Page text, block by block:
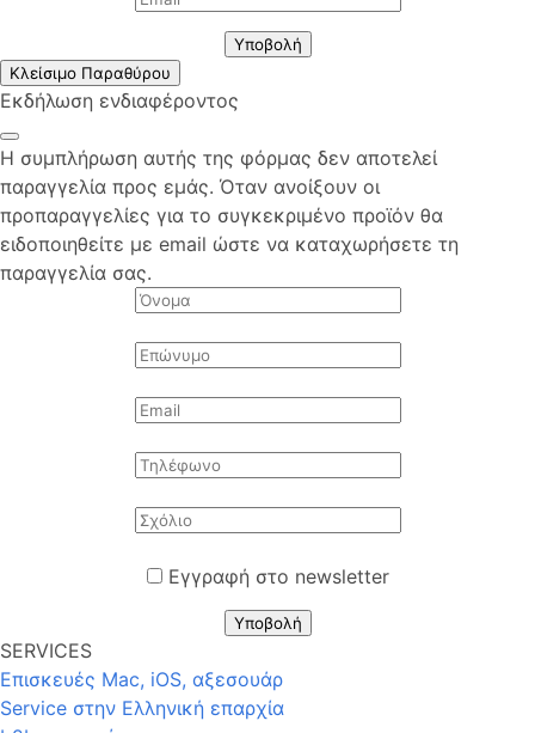
Υποβολή
Κλείσιμο Παραθύρου
Εκδήλωση ενδιαφέροντος
Η συμπλήρωση αυτής της φόρμας δεν αποτελεί
παραγγελία προς εμάς. Όταν ανοίξουν οι
προπαραγγελίες για το συγκεκριμένο προϊόν θα
ειδοποιηθείτε με email ώστε να καταχωρήσετε τη
παραγγελία σας.
Εγγραφή στο newsletter
Υποβολή
SERVICES
Επισκευές Mac, iOS, αξεσουάρ
Service στην Eλληνική επαρχία